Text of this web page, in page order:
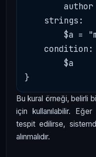
    strings:
$a =
    condition:
        $a
Bu kural örneği, belirli
için kullanılabilir.
tespit edilirse,
alınmalıdır.